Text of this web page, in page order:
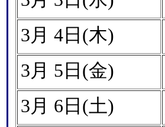
3月 4日(木)
3月 5日(金)
3月 6日(土)